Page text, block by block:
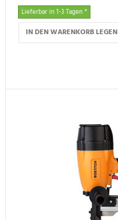
Lieferbar in 1-3 Tagen *
IN DEN WARENKORB LEGEN